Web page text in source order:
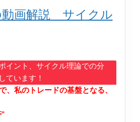
画解説 サイクル
イント、サイクル理論での分
ています！
、私のトレードの基盤となる、
"